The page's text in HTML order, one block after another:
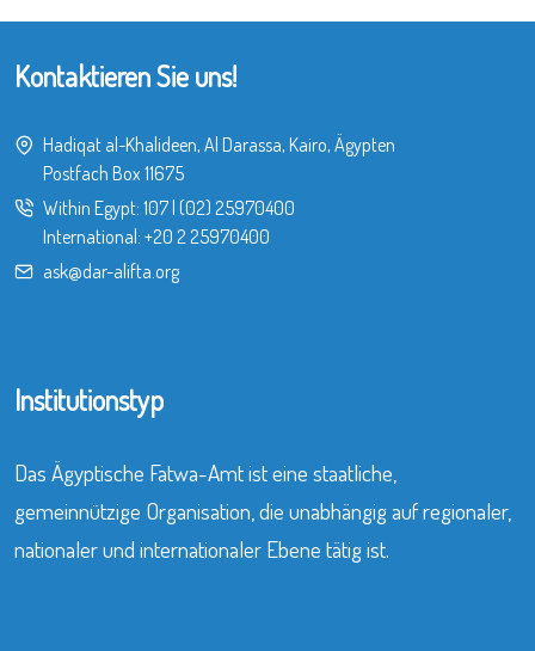
Kontaktieren Sie uns!
Hadiqat al-Khalideen, Al Darassa, Kairo, Ägypten
Postfach Box 11675
Within Egypt: 107| (02) 25970400
International: +20 2 25970400
ask@dar-alifta.org
Institutionstyp
Das Ägyptische Fatwa-Amt ist eine staatliche,
gemeinnützige Organisation, die unabhängig auf regionaler,
nationaler und internationaler Ebene tätig ist.